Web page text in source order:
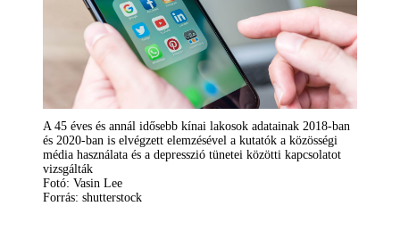
A 45 éves és annál idősebb kínai lakosok adatainak 2018-ban
és 2020-ban is elvégzett elemzésével a kutatók a közösségi
média használata és a depresszió tünetei közötti kapcsolatot
vizsgálták
Fotó: Vasin Lee
Forrás: shutterstock